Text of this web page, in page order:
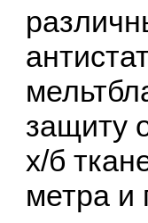
защиту
х/б
метра и